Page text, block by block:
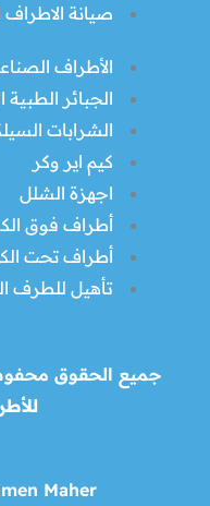
صيانة الاطراف
الأطراف
الجبائر الطبية
الشرابات
كيم اير وكر
اجهزة الشلل
أطراف فوق
أطراف تحت
تأهيل للطرف
جميع الحقوق
Maher